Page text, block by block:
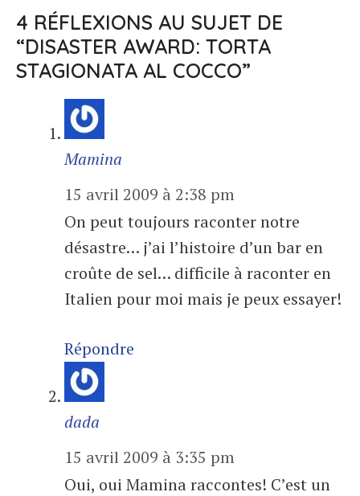
4 RÉFLEXIONS AU SUJET DE
“DISASTER AWARD: TORTA
STAGIONATA AL COCCO”
Mamina
15 avril 2009 à 2:38 pm
On peut toujours raconter notre
désastre… j’ai l’histoire d’un bar en
croûte de sel… difficile à raconter en
Italien pour moi mais je peux essayer!
Répondre
dada
15 avril 2009 à 3:35 pm
Oui, oui Mamina raccontes! C’est un